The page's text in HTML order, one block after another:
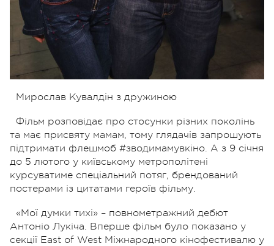
Мирослав Кувалдін з дружиною
Фільм розповідає про стосунки різних поколінь
та має присвяту мамам, тому глядачів запрошують
підтримати флешмоб #зводимамувкіно. А з 9 січня
до 5 лютого у київському метрополітені
курсуватиме спеціальний потяг, брендований
постерами із цитатами героїв фільму.
«Мої думки тихі» – повнометражний дебют
Антоніо Лукіча. Вперше фільм було показано у
секції East of West Міжнародного кінофестивалю у